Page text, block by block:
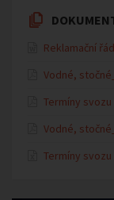
Reklamační
Vodné,
Termíny svozu
Vodné,
Termíny svozu